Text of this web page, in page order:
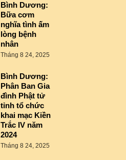
Bình Dương:
Bữa cơm
nghĩa tình ấm
lòng bệnh
nhân
Tháng 8 24, 2025
Bình Dương:
Phân Ban Gia
đình Phật tử
tỉnh tổ chức
khai mạc Kiền
Trắc IV năm
2024
Tháng 8 24, 2025